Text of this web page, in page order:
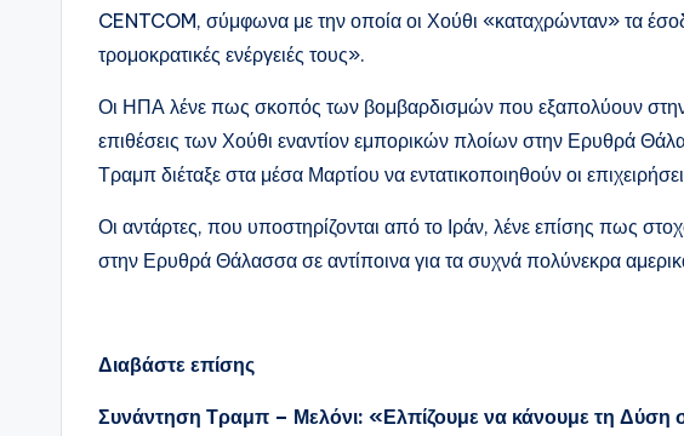
CENTCOM, σύμφωνα με την οποία οι Χούθι «καταχρώνταν» τα
τρομοκρατικές ενέργειές τους».
Οι ΗΠΑ λένε πως σκοπός των βομβαρδισμών που εξαπολύουν στην
επιθέσεις των Χούθι εναντίον εμπορικών πλοίων στην Ερυθρά
Τραμπ διέταξε στα μέσα Μαρτίου να εντατικοποιηθούν οι
Οι αντάρτες, που υποστηρίζονται από το Ιράν, λένε επίσης πως
στην Ερυθρά Θάλασσα σε αντίποινα για τα συχνά πολύνεκρα
Διαβάστε επίσης
Συνάντηση Τραμπ – Μελόνι: «Ελπίζουμε να κάνουμε τη Δύση